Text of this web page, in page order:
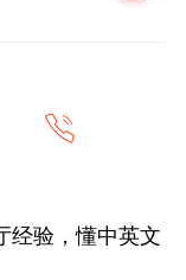
经验，懂中英文